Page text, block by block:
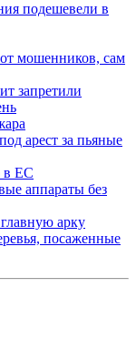
подешевели в
мошенников, сам
запретили
арест за пьяные
в ЕС
аппараты без
арку
посаженные